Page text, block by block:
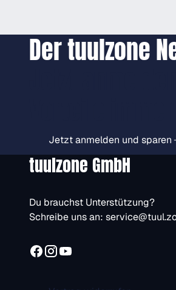
Der tuulzone
Jetzt anmelden und sparen
tuulzone GmbH
Du brauchst Unterstützung?
Schreibe uns an: